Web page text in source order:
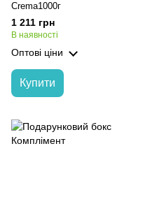
Crema1000г
1 211 грн
В наявності
Оптові ціни
Купити